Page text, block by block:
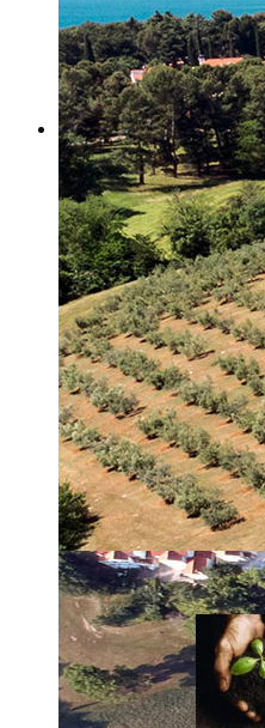
Euraxess
Misija i vizija
Upravno Vijeće
Rad Upravnog vijeća
Znanstveno Vijeće
Rad Znanstvenog
Etičko povjerenstvo
Etički kodeks
Financiranje
Proračun
Potpore
PROGRAMSKO
Izvještavanje po
Projekti Instituta
Dialogue4Tourism
REVIVE
WASTEREDUCE
MITOMED+
WINTERMED
CASTWATER
INHERIT
CONSUMLESS PLUS
IstraOILFest
ARHIVA PROJEKATA
IstraECOinclusive
Izdavačka djelatnost
Izbor u znanstvena zvanja